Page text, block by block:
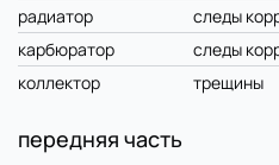
радиатор
следы
карбюратор
следы
коллектор
трещины
передняя часть